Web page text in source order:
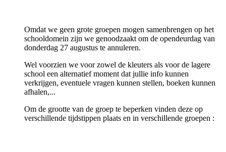
Omdat we geen grote groepen mogen samenbrengen op het
schooldomein zijn we genoodzaakt om de opendeurdag van
donderdag 27 augustus te annuleren.
Wel voorzien we voor zowel de kleuters als voor de lagere
school een alternatief moment dat jullie info kunnen
verkrijgen, eventuele vragen kunnen stellen, boeken kunnen
afhalen,...
Om de grootte van de groep te beperken vinden deze op
verschillende tijdstippen plaats en in verschillende groepen :